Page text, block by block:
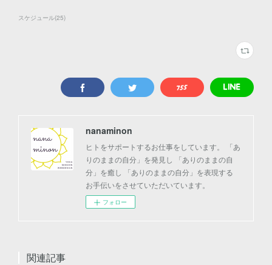
スケジュール(25)
nanaminon
ヒトをサポートするお仕事をしています。 「あ
りのままの自分」を発見し 「ありのままの自
分」を癒し 「ありのままの自分」を表現する
お手伝いをさせていただいています。
フォロー
関連記事